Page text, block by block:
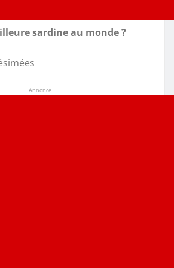
sardine au monde ?
Annonce